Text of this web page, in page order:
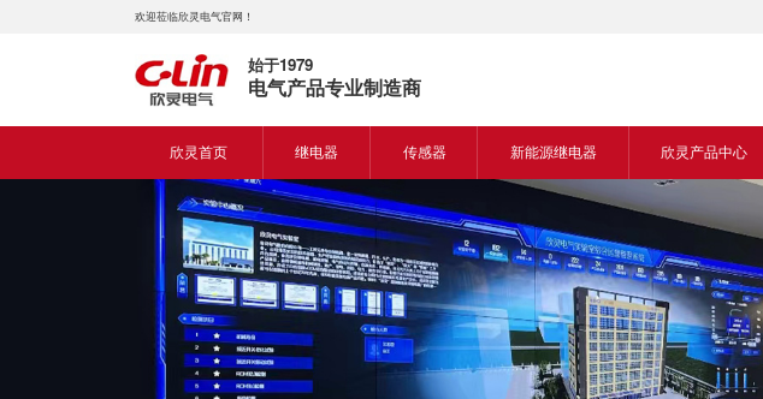
欢迎莅临欣灵电气官网！
始于1979
电气产品专业制造商
欣灵首页 继电器
时间继电器
固体继电器
计数继电器
传感器
接近开关
光电开关
编码器
新能源继电器
新能源交流继电器
新能源直流继电器
欣灵产品中心
继电器
传感器
电气传动与控制